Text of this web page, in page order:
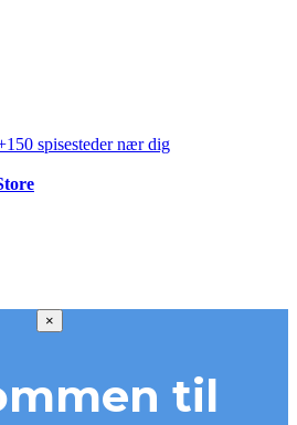
spisesteder nær dig
×
til